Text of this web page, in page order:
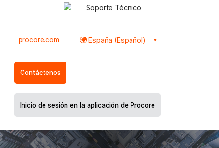
Soporte Técnico
procore.com España (Español)
Contáctenos
Inicio de sesión en la aplicación de Procore